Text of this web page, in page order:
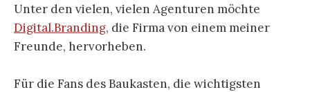
Unter den vielen, vielen Agenturen möchte
Digital.Branding, die Firma von einem meiner
Freunde, hervorheben.
Für die Fans des Baukasten, die wichtigsten